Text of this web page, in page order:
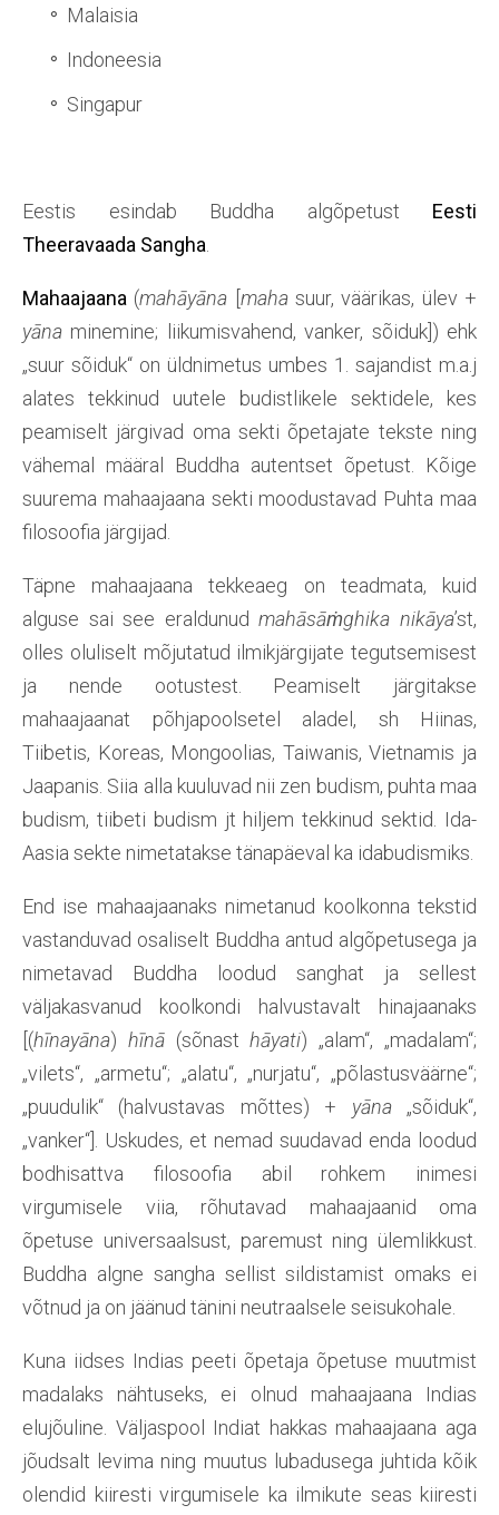
Malaisia
Indoneesia
Singapur
Eestis esindab Buddha algõpetust Eesti
Theeravaada Sangha.
Mahaajaana (mahāyāna mahasuur, väärikas, ülev +
yāna minemine; liikumisvahend, vanker, sõiduk]) ehk
„suur sõiduk“ on üldnimetus umbes 1. sajandist m.a.j
alates tekkinud uutele budistlikele sektidele, kes
peamiselt järgivad oma sekti õpetajate tekste ning
vähemal määral Buddha autentset õpetust. Kõige
suurema mahaajaana sekti moodustavad Puhta maa
filosoofia järgijad.
Täpne mahaajaana tekkeaeg on teadmata, kuid
alguse sai see eraldunudmahāsāṁghika nikāya’st,
olles oluliselt mõjutatud ilmikjärgijate tegutsemisest
ja nende ootustest. Peamiselt järgitakse
mahaajaanat põhjapoolsetel aladel, sh Hiinas,
Tiibetis, Koreas, Mongoolias, Taiwanis, Vietnamis ja
Jaapanis. Siia alla kuuluvad nii zen budism, puhta maa
budism, tiibeti budism jt hiljem tekkinud sektid. Ida-
Aasia sekte nimetatakse tänapäeval ka idabudismiks.
End ise mahaajaanaks nimetanud koolkonna tekstid
vastanduvad osaliselt Buddha antud algõpetusega ja
nimetavad Buddha loodud sanghat ja sellest
väljakasvanud koolkondi halvustavalt hinajaanaks
[(hīnayāna) hīnā(sõnasthāyati) „alam“, „madalam“;
„vilets“, „armetu“; „alatu“, „nurjatu“, „põlastusväärne“;
„puudulik“ (halvustavas mõttes) + yāna„sõiduk“,
„vanker“]. Uskudes, et nemad suudavad enda loodud
bodhisattva filosoofia abil rohkem inimesi
virgumisele viia, rõhutavad mahaajaanid oma
õpetuse universaalsust, paremust ning ülemlikkust.
Buddha algne sangha sellist sildistamist omaks ei
võtnud ja on jäänud tänini neutraalsele seisukohale.
Kuna iidses Indias peeti õpetaja õpetuse muutmist
madalaks nähtuseks, ei olnud mahaajaana Indias
elujõuline. Väljaspool Indiat hakkas mahaajaana aga
jõudsalt levima ning muutus lubadusega juhtida kõik
olendid kiiresti virgumisele ka ilmikute seas kiiresti